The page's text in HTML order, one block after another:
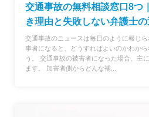
交通事故の無料相談窓口8つ
き理由と失敗しない弁護士
交通事故のニュースは毎日のように報じ
事者になると、どうすればよいのかわか
う。 交通事故の被害者になった場合、主
ます。 加害者側からどんな補...